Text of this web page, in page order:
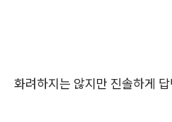
화려하지는 않지만 진솔하게